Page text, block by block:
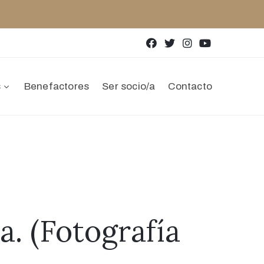
Benefactores Ser socio/a Contacto
(Fotografía